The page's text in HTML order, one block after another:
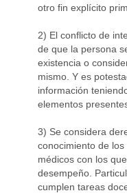
otro fin explícito
2) El conflicto de
de que la persona
existencia o
mismo. Y es
información
elementos
3) Se considera
conocimiento de
médicos con los
desempeño.
cumplen tareas